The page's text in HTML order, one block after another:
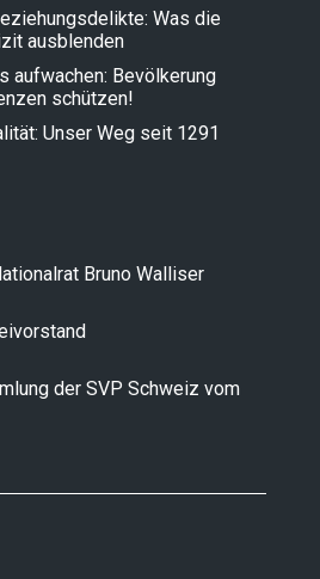
Was die
ausblenden
aufwachen: Bevölkerung
schützen!
Unser Weg seit 1291
Bruno Walliser
der SVP Schweiz vom